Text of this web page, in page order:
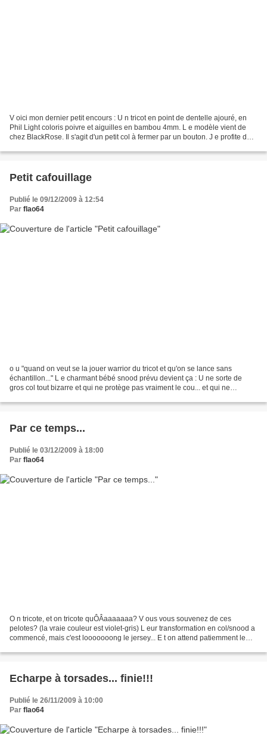
V oici mon dernier petit encours : U n tricot en point de dentelle ajouré, en
Phil Light coloris poivre et aiguilles en bambou 4mm. L e modèle vient de
chez BlackRose. Il s'agit d'un petit col à fermer par un bouton. J e profite de
Petit cafouillage
Publié le 09/12/2009 à 12:54
Par flao64
o u "quand on veut se la jouer warrior du tricot et qu'on se lance sans
échantillon..." L e charmant bébé snood prévu devient ça : U ne sorte de
gros col tout bizarre et qui ne protège pas vraiment le cou... et qui ne
Par ce temps...
Publié le 03/12/2009 à 18:00
Par flao64
O n tricote, et on tricote quÔÂaaaaaaa? V ous vous souvenez de ces
pelotes? (la vraie couleur est violet-gris) L eur transformation en col/snood a
commencé, mais c'est looooooong le jersey... E t on attend patiemment le
Echarpe à torsades... finie!!!
Publié le 26/11/2009 à 10:00
Par flao64